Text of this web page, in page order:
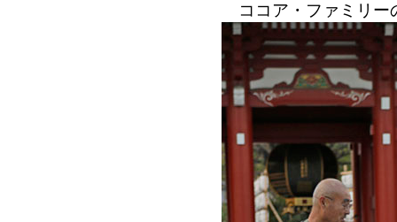
ココア・ファミリー